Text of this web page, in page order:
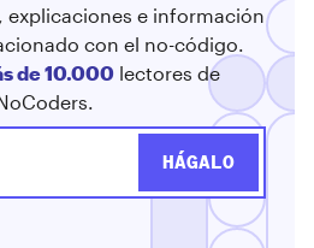
explicaciones e información
con el no-código.
de 10.000 lectores de